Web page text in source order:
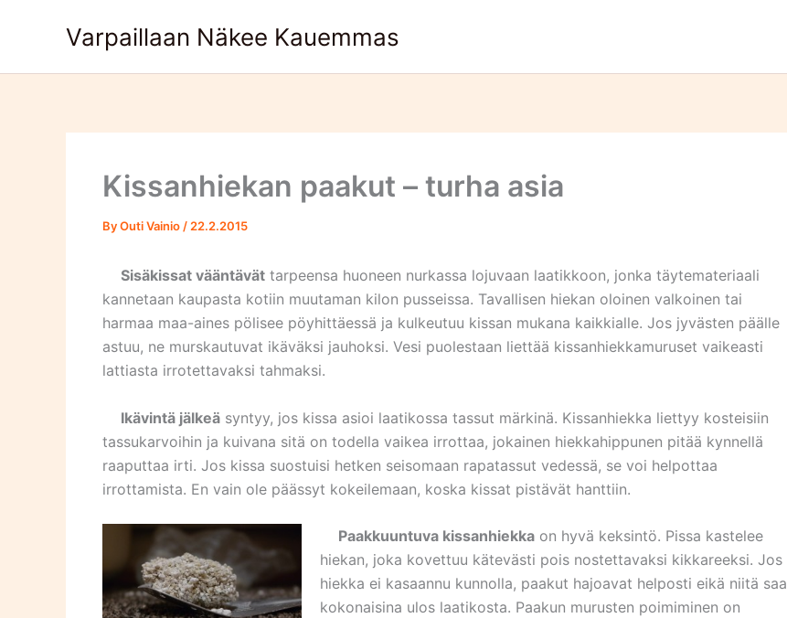
Varpaillaan Näkee Kauemmas
Kissanhiekan paakut – turha asia
ByOuti Vainio / 22.2.2015
Sisäkissat vääntävät tarpeensa huoneen nurkassa lojuvaan laatikkoon, jonka täytemateriaali
kannetaan kaupasta kotiin muutaman kilon pusseissa. Tavallisen hiekan oloinen valkoinen tai
harmaa maa-aines pölisee pöyhittäessä ja kulkeutuu kissan mukana kaikkialle. Jos jyvästen päälle
astuu, ne murskautuvat ikäväksi jauhoksi. Vesi puolestaan liettää kissanhiekkamuruset vaikeasti
lattiasta irrotettavaksi tahmaksi.
Ikävintä jälkeä syntyy, jos kissa asioi laatikossa tassut märkinä. Kissanhiekka liettyy kosteisiin
tassukarvoihin ja kuivana sitä on todella vaikea irrottaa, jokainen hiekkahippunen pitää kynnellä
raaputtaa irti. Jos kissa suostuisi hetken seisomaan rapatassut vedessä, se voi helpottaa
irrottamista. En vain ole päässyt kokeilemaan, koska kissat pistävät hanttiin.
Paakkuuntuva kissanhiekka on hyvä keksintö. Pissa kastelee
hiekan, joka kovettuu kätevästi pois nostettavaksi kikkareeksi. Jos
hiekka ei kasaannu kunnolla, paakut hajoavat helposti eikä niitä saa
kokonaisina ulos laatikosta. Paakun murusten poimiminen on